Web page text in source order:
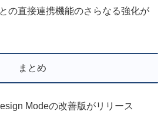
の直接連携機能のさらなる強化が
まとめ
Modeの改善版がリリース